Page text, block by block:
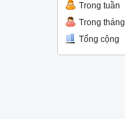
Trong tuần
Trong tháng
Tổng cộng